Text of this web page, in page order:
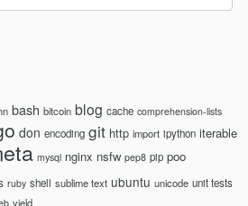
bash bitcoin blog cache comprehension-lists
don encoding git http import ipython iterable
mysql nginx nsfw pep8 pip poo
ruby shell sublime text ubuntu unicode unit tests
yield